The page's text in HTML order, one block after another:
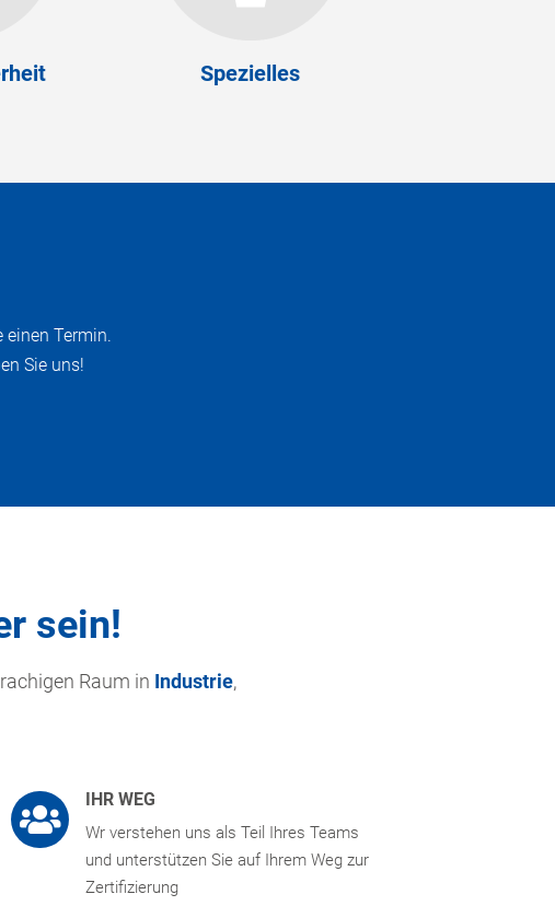
Spezielles
einen Termin.
Sie uns!
sein!
Raum in Industrie,
IHR WEG
Wr verstehen uns als Teil Ihres Teams
und unterstützen Sie auf Ihrem Weg zur
Zertifizierung